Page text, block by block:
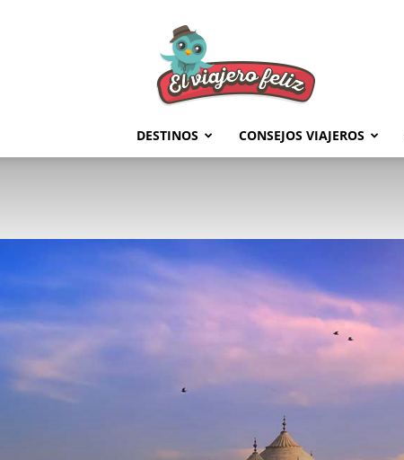
Feliz
DESTINOS CONSEJOS VIAJEROS